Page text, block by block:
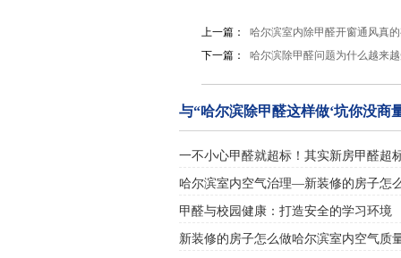
上一篇：
哈尔滨室内除甲醛开窗通风真
下一篇：
哈尔滨除甲醛问题为什么越来
与“哈尔滨除甲醛这样做‘坑你没商
一不小心甲醛就超标！其实新房甲醛超
哈尔滨室内空气治理—新装修的房子怎
甲醛与校园健康：打造安全的学习环境
新装修的房子怎么做哈尔滨室内空气质